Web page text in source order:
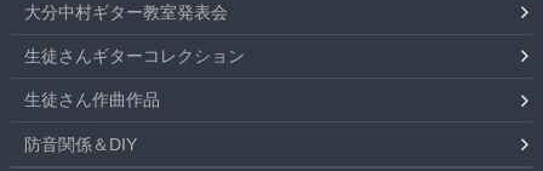
大分中村ギター教室発表会
生徒さんギターコレクション
生徒さん作曲作品
防音関係＆DIY